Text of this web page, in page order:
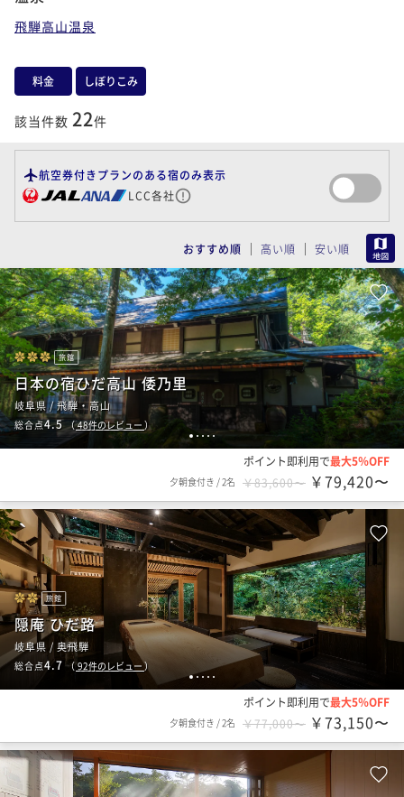
飛騨高山温泉
料金 しぼりこみ
該当件数 22件
航空券付きプランのある宿のみ表示
LCC各社
おすすめ順 高い順 安い順
1 2 3 4 5
旅館
日本の宿ひだ高山 倭乃里
岐阜県 / 飛騨・高山
総合点4.5（48件のレビュー ）
ポイント即利用で最大5％OFF
夕朝食付き /2名 ￥83,600〜 ￥79,420〜
123 4 5
旅館
隠庵 ひだ路
岐阜県 / 奥飛騨
総合点4.7 （92件のレビュー）
ポイント即利用で最大5％OFF
夕朝食付き /2名 ￥77,000〜 ￥73,150〜